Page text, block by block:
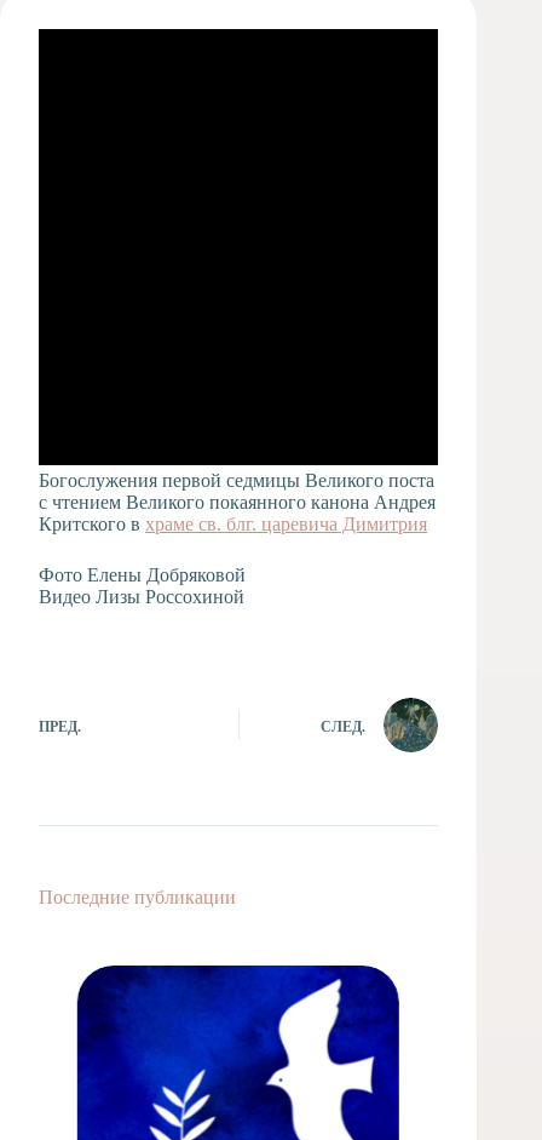
Художественная
Богослужения первой седмицы Великого поста
с чтением Великого покаянного канона Андрея
Критского в храме св. блг. царевича Димитрия
Фото Елены Добряковой
Видео Лизы Россохиной
ПРЕД. СЛЕД.
Последние публикации